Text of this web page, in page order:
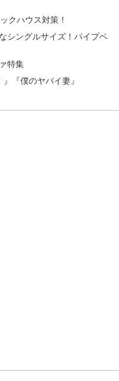
クハウス対策！
シングルサイズ！パイプベ
特集
『僕のヤバイ妻』